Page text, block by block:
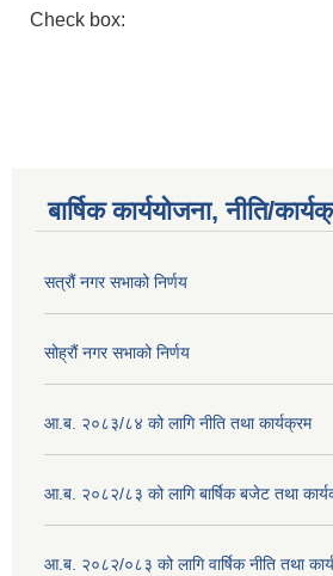
Check box:
बार्षिक कार्ययोजना, नीति/
सत्रौं नगर सभाको निर्णय
सोह्रौं नगर सभाको निर्णय
आ.ब. २०८३/८४ को लागि नीति तथा कार्यक्रम
आ.ब. २०८२/८३ को लागि बार्षिक बजेट तथा
आ.ब. २०८२/०८३ को लागि वार्षिक नीति तथा